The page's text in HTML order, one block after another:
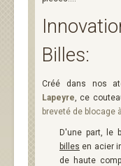
Billes:
Créé dans nos
Lapeyre, ce
breveté de blocage
D'une part, le
billes en acier
de haute